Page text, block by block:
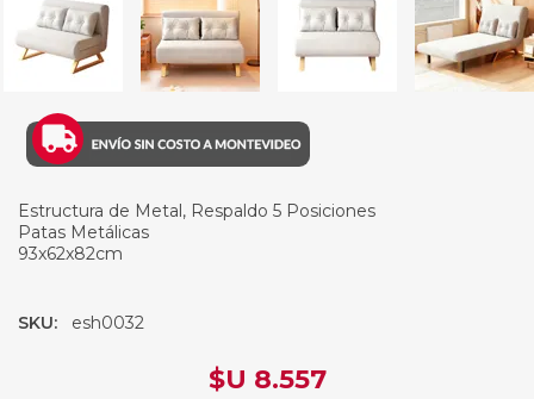
Estructura de Metal, Respaldo 5 Posiciones
Patas Metálicas
93x62x82cm
SKU: esh0032
$U 8.557